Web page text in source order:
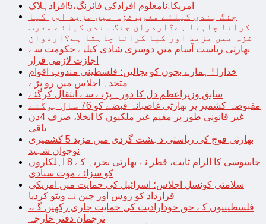
امریکا:نامعلوم افرادکی فائرنگ،5افرادہلاک
جنگ بندی کیلئے مغرب غزہ میں مزید اور کیا
کرانا چاہتا ہے؟اردوان جنگ بندی کیلئے مغرب
غزہ میں مزید اور کیا کرانا چاہتا ہے؟اردوان
بھارتی ریاست آسام میں دوسری شادی کیلیے حکومت سے
اجازت لازمی قرار
خدارا ! ہمارے بچوں کو بچالیں؛ فلسطینی مندوب اقوام
متحدہ اجلاس میں رو پڑے
سابق وزیراعظم دل کا دورہ پڑنے سے انتقال کرگئے
مقبوضہ کشمیر پر بھارتی غاصبانہ قبضے کو 76 سال ہوگئے
غیر قانونی طور پر مقیم غیر ملکیوں کا انخلا، صرف 4دن
باقی
بھارتی فوج کی ریاستی دہشت گردی میں مزید 5 کشمیری
نوجوان شہید
جاسوسی کا الزام ثابت، قطر نے بھارتی بحریہ کے 8 اہلکاروں
کو سزائے موت سنادی
سلامتی کونسل اجلاس؛ اسرائیل کی حمایت میں امریکی
قرارداد کو روس اور چین نے ویٹو کردیا
فلسطینیوں کے حق خودارادیت کی حمایت جاری رکھیں گے،
ترجمان دفتر خارجہ